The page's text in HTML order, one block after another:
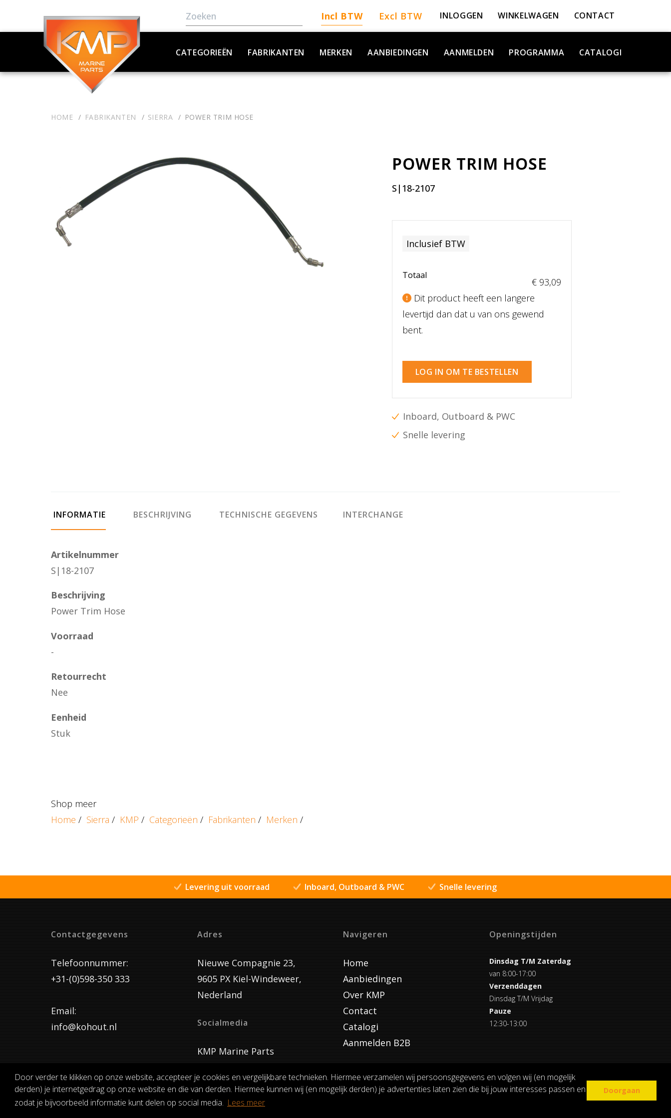
Door verder te klikken op onze website, accepteer je cookies en vergelijkbare technieken. Hiermee verzamelen wij persoonsgegevens en volgen wij (en mogelijk
derden) je internetgedrag op onze website en die van derden. Hiermee kunnen wij (en mogelijk derden) je advertenties laten zien die bij jouw interesses passen en
zodat je bijvoorbeeld informatie kunt delen op social media. Lees meer
Doorgaan
Incl BTW Excl BTW INLOGGEN WINKELWAGEN CONTACT
CATEGORIEËN FABRIKANTEN MERKEN AANBIEDINGEN AANMELDEN PROGRAMMA CATALOGI
HOME FABRIKANTEN SIERRA POWER TRIM HOSE
POWER TRIM HOSE
S|18-2107
Inclusief BTW
Totaal
€ 93,09
Dit product heeft een langere
levertijd dan dat u van ons gewend
bent.
LOG IN OM TE BESTELLEN
Inboard, Outboard & PWC
Snelle levering
INFORMATIE BESCHRIJVING TECHNISCHE GEGEVENS INTERCHANGE
Artikelnummer
S|18-2107
Beschrijving
Power Trim Hose
Voorraad
-
Retourrecht
Nee
Eenheid
Stuk
Shop meer
Home / Sierra / KMP / Categorieën / Fabrikanten / Merken /
Levering uit voorraad Inboard, Outboard & PWC Snelle levering
Contactgegevens
Telefoonnummer:
+31-(0)598-350 333
Email:
info@kohout.nl
Adres
Nieuwe Compagnie 23,
9605 PX Kiel-Windeweer,
Nederland
Socialmedia
KMP Marine Parts
Navigeren
Home
Aanbiedingen
Over KMP
Contact
Catalogi
Aanmelden B2B
Openingstijden
Dinsdag T/M Zaterdag
van 8:00-17:00
Verzenddagen
Dinsdag T/M Vrijdag
Pauze
12:30-13:00
ALGEMENE VOORWAARDEN